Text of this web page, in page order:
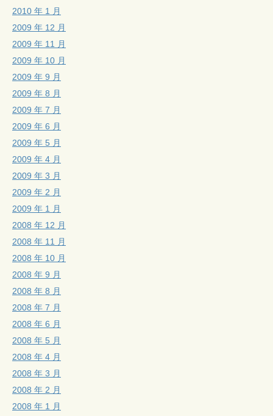
2010 年 1 月
2009 年 12 月
2009 年 11 月
2009 年 10 月
2009 年 9 月
2009 年 8 月
2009 年 7 月
2009 年 6 月
2009 年 5 月
2009 年 4 月
2009 年 3 月
2009 年 2 月
2009 年 1 月
2008 年 12 月
2008 年 11 月
2008 年 10 月
2008 年 9 月
2008 年 8 月
2008 年 7 月
2008 年 6 月
2008 年 5 月
2008 年 4 月
2008 年 3 月
2008 年 2 月
2008 年 1 月